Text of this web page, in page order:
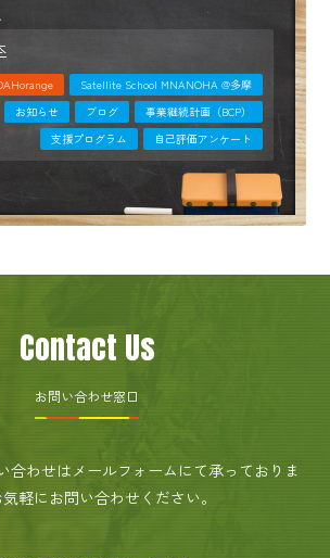
Satellite School MNANOHA @多摩
お知らせ
ブログ
事業継続計画（BCP）
支援プログラム
自己評価アンケート
Contact Us
お問い合わせ窓口
合わせはメールフォームにて承っておりま
気軽にお問い合わせください。